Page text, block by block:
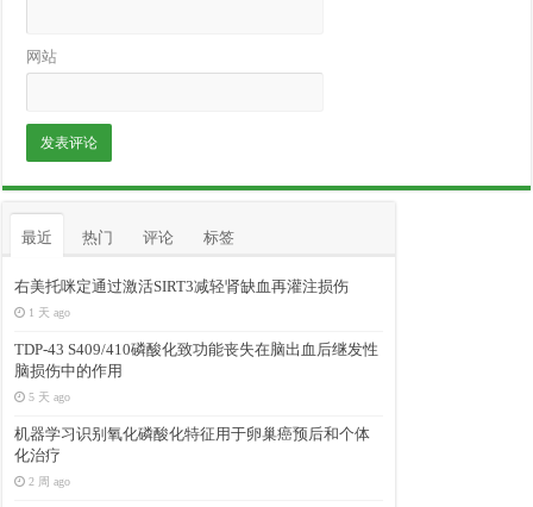
网站
最近 热门 评论 标签
右美托咪定通过激活SIRT3减轻肾缺血再灌注损伤
1 天 ago
TDP-43 S409/410磷酸化致功能丧失在脑出血后继发性
脑损伤中的作用
5 天 ago
机器学习识别氧化磷酸化特征用于卵巢癌预后和个体
化治疗
2 周 ago